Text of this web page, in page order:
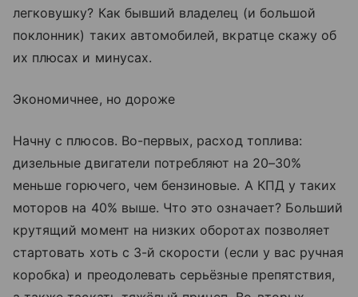
легковушку? Как бывший владелец (и большой
поклонник) таких автомобилей, вкратце скажу об
их плюсах и минусах.
Экономичнее, но дороже
Начну с плюсов. Во-первых, расход топлива:
дизельные двигатели потребляют на 20–30%
меньше горючего, чем бензиновые. А КПД у таких
моторов на 40% выше. Что это означает? Больший
крутящий момент на низких оборотах позволяет
стартовать хоть с 3-й скорости (если у вас ручная
коробка) и преодолевать серьёзные препятствия,